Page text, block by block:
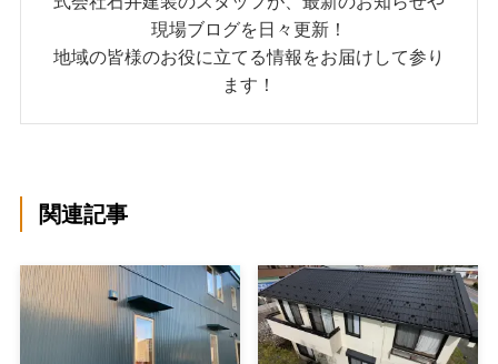
現場ブログを日々更新！
地域の皆様のお役に立てる情報をお届けして参り
ます！
関連記事